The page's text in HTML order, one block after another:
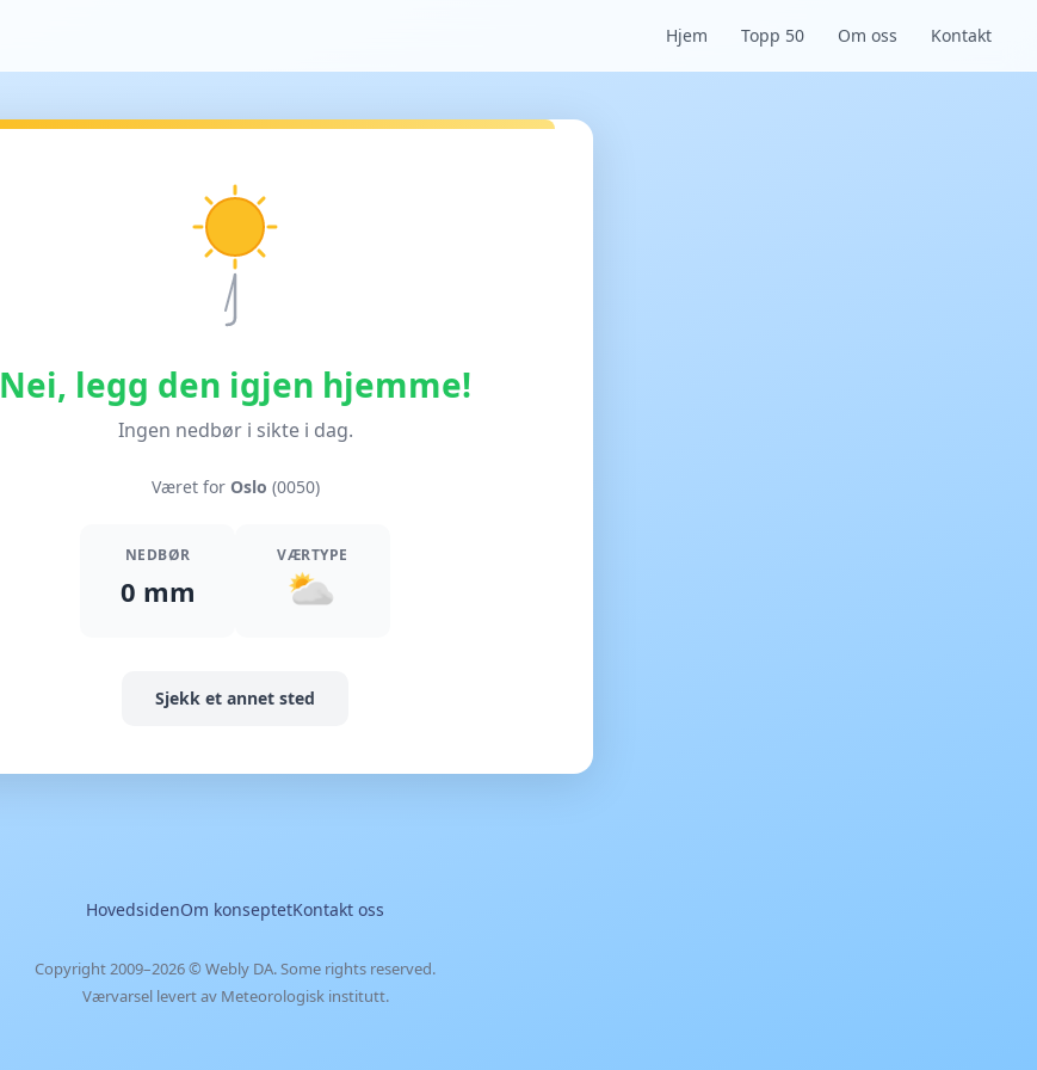
Hjem Topp 50 Om oss Kontakt
Nei, legg den igjen hjemme!
Ingen nedbør i sikte i dag.
Været for Oslo (0050)
NEDBØR
0 mm
VÆRTYPE
Sjekk et annet sted
HovedsidenOm konseptetKontakt oss
Copyright 2009–2026 © Webly DA. Some rights reserved.
Værvarsel levert av Meteorologisk institutt.